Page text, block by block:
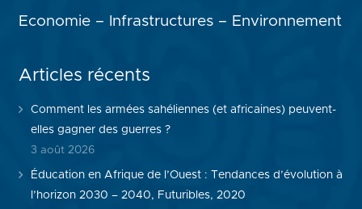
Economie – Infrastructures – Environnement
Articles récents
Comment les armées sahéliennes (et africaines) peuvent-
elles gagner des guerres ?
3 août 2026
Éducation en Afrique de l’Ouest : Tendances d’évolution à
l’horizon 2030 – 2040, Futuribles, 2020